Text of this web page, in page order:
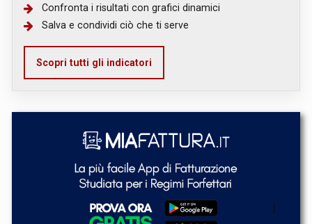
Confronta i risultati con grafici dinamici
Salva e condividi ciò che ti serve
Scopri tutti gli indicatori